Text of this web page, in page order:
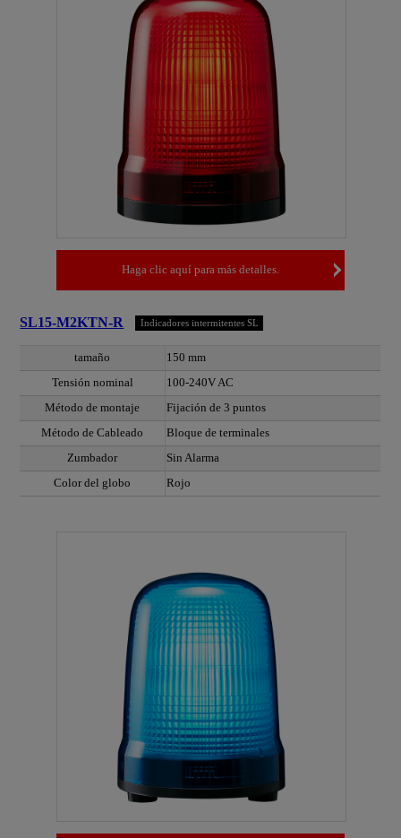
Haga clic aquí para más detalles.
SL15-M2KTN-R Indicadores intermitentes SL
tamaño
150 mm
Tensión nominal
100-240V AC
Método de montaje
Fijación de 3 puntos
Método de Cableado
Bloque de terminales
Zumbador
Sin Alarma
Color del globo
Rojo